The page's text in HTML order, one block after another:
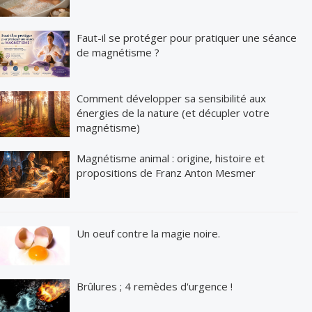
Faut-il se protéger pour pratiquer une séance
de magnétisme ?
Comment développer sa sensibilité aux
énergies de la nature (et décupler votre
magnétisme)
Magnétisme animal : origine, histoire et
propositions de Franz Anton Mesmer
Un oeuf contre la magie noire.
Brûlures ; 4 remèdes d'urgence !